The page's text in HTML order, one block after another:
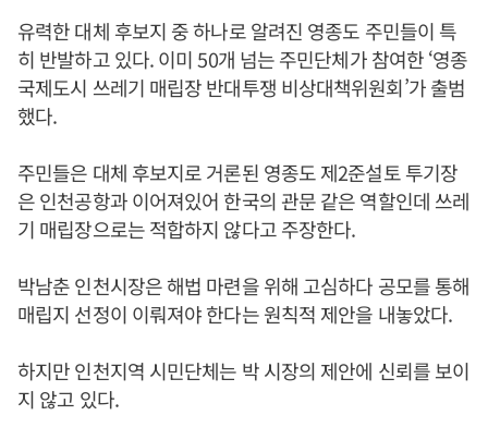
유력한 대체 후보지 중 하나로 알려진 영종도 주민들이 특
히 반발하고 있다. 이미 50개 넘는 주민단체가 참여한 ‘영종
국제도시 쓰레기 매립장 반대투쟁 비상대책위원회’가 출범
했다.
주민들은 대체 후보지로 거론된 영종도 제2준설토 투기장
은 인천공항과 이어져있어 한국의 관문 같은 역할인데 쓰레
기 매립장으로는 적합하지 않다고 주장한다.
박남춘 인천시장은 해법 마련을 위해 고심하다 공모를 통해
매립지 선정이 이뤄져야 한다는 원칙적 제안을 내놓았다.
하지만 인천지역 시민단체는 박 시장의 제안에 신뢰를 보이
지 않고 있다.